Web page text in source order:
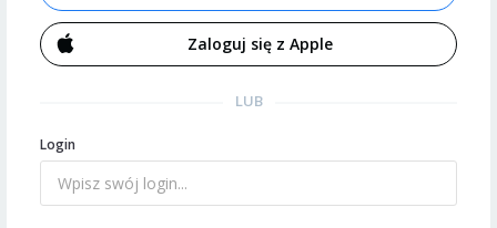
Zaloguj się z Apple
LUB
Login